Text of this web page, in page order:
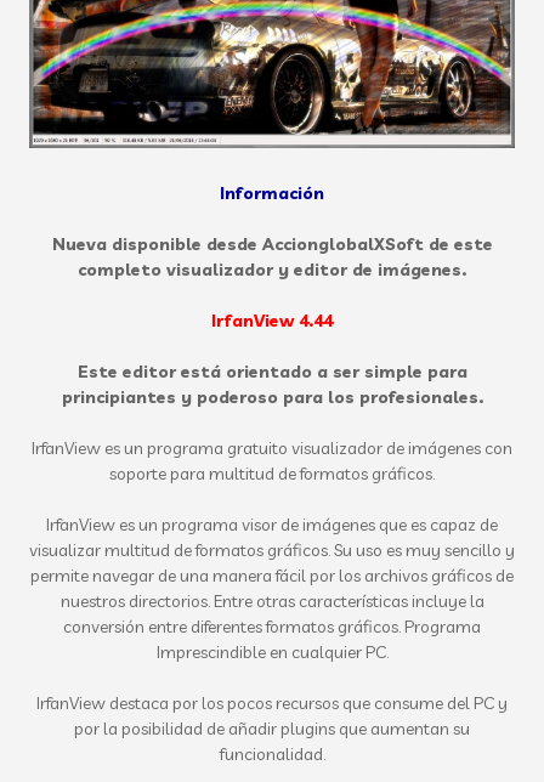
Información
Nueva disponible desde AccionglobalXSoft de este
completo visualizador y editor de imágenes.
IrfanView 4.44
Este editor está orientado a ser simple para
principiantes y poderoso para los profesionales.
IrfanView es un programa gratuito visualizador de imágenes con
soporte para multitud de formatos gráficos.
IrfanView es un programa visor de imágenes que es capaz de
visualizar multitud de formatos gráficos. Su uso es muy sencillo y
permite navegar de una manera fácil por los archivos gráficos de
nuestros directorios. Entre otras características incluye la
conversión entre diferentes formatos gráficos. Programa
Imprescindible en cualquier PC.
IrfanView destaca por los pocos recursos que consume del PC y
por la posibilidad de añadir plugins que aumentan su
funcionalidad.